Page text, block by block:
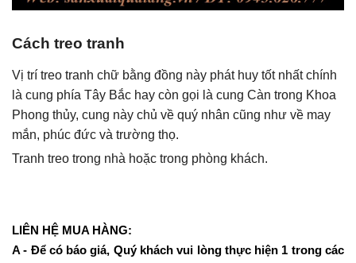
Cách treo tranh
Vị trí treo tranh chữ bằng đồng này phát huy tốt nhất chính
là cung phía Tây Bắc hay còn gọi là cung Càn trong Khoa
Phong thủy, cung này chủ về quý nhân cũng như về may
mắn, phúc đức và trường thọ.
Tranh treo trong nhà hoặc trong phòng khách.
LIÊN HỆ MUA HÀNG:
A - Để có báo giá, Quý khách vui lòng thực hiện 1 trong các